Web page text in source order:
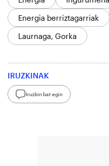
Energia berriztagarriak
Laurnaga, Gorka
IRUZKINAK
Iruzkin bat egin